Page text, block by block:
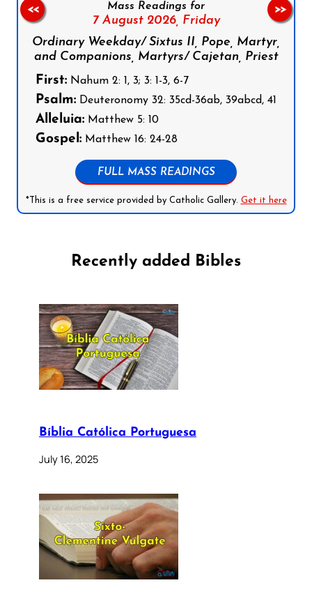
Mass Readings for
7 August 2026, Friday
Ordinary Weekday/ Sixtus II, Pope, Martyr,
and Companions, Martyrs/ Cajetan, Priest
First: Nahum 2: 1, 3; 3: 1-3, 6-7
Psalm: Deuteronomy 32: 35cd-36ab, 39abcd, 41
Alleluia: Matthew 5: 10
Gospel: Matthew 16: 24-28
FULL MASS READINGS
*This is a free service provided by Catholic Gallery. Get it here
<< >>
Recently added Bibles
Bíblia Católica Portuguesa
July 16, 2025